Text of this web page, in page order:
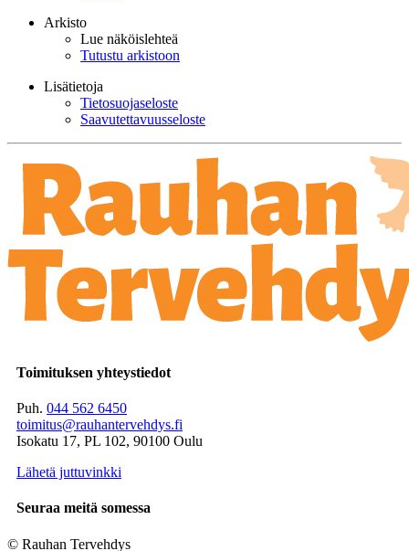
Arkisto
Lue näköislehteä
Tutustu arkistoon
Lisätietoja
Tietosuojaseloste
Saavutettavuusseloste
Toimituksen yhteystiedot
Puh. 044 562 6450
toimitus@rauhantervehdys.fi
Isokatu 17, PL 102, 90100 Oulu
Lähetä juttuvinkki
Seuraa meitä somessa
© Rauhan Tervehdys